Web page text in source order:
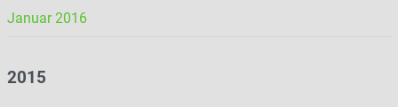
Januar 2016
2015